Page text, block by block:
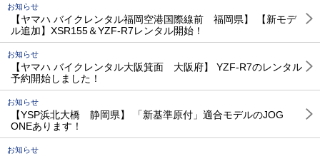
お知らせ
【ヤマハ バイクレンタル福岡空港国際線前 福岡県】 【新モデ
ル追加】XSR155＆YZF-R7レンタル開始！
お知らせ
【ヤマハ バイクレンタル大阪箕面 大阪府】 YZF-R7のレンタル
予約開始しました！
お知らせ
【YSP浜北大橋 静岡県】 「新基準原付」適合モデルのJOG
ONEあります！
お知らせ